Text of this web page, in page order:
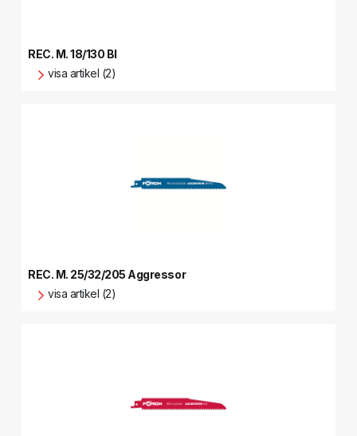
REC. M. 18/130 BI
visa artikel (2)
REC. M. 25/32/205 Aggressor
visa artikel (2)